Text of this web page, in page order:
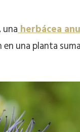
unaherbácea
una planta